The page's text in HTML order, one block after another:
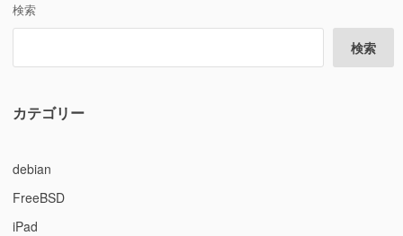
検索
検索
カテゴリー
debian
FreeBSD
iPad